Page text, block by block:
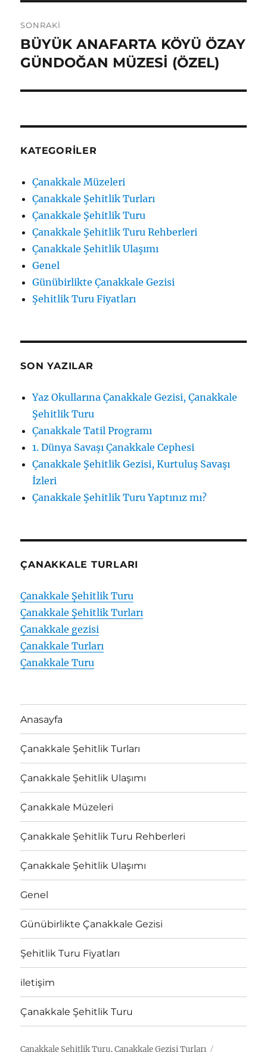
SONRAKI
Sonraki
yazı:
BÜYÜK ANAFARTA KÖYÜ ÖZAY
GÜNDOĞAN MÜZESİ (ÖZEL)
KATEGORILER
Çanakkale Müzeleri
Çanakkale Şehitlik Turları
Çanakkale Şehitlik Turu
Çanakkale Şehitlik Turu Rehberleri
Çanakkale Şehitlik Ulaşımı
Genel
Günübirlikte Çanakkale Gezisi
Şehitlik Turu Fiyatları
SON YAZILAR
Yaz Okullarına Çanakkale Gezisi, Çanakkale
Şehitlik Turu
Çanakkale Tatil Programı
1. Dünya Savaşı Çanakkale Cephesi
Çanakkale Şehitlik Gezisi, Kurtuluş Savaşı
İzleri
Çanakkale Şehitlik Turu Yaptınız mı?
ÇANAKKALE TURLARI
Çanakkale Şehitlik Turu
Çanakkale Şehitlik Turları
Çanakkale gezisi
Çanakkale Turları
Çanakkale Turu
Anasayfa
Çanakkale Şehitlik Turları
Çanakkale Şehitlik Ulaşımı
Çanakkale Müzeleri
Çanakkale Şehitlik Turu Rehberleri
Çanakkale Şehitlik Ulaşımı
Genel
Günübirlikte Çanakkale Gezisi
Şehitlik Turu Fiyatları
iletişim
Çanakkale Şehitlik Turu
Çanakkale Şehitlik Turu, Çanakkale Gezisi Turları